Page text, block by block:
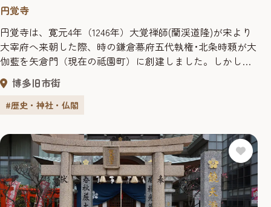
円覚寺
円覚寺は、寛元4年（1246年）大覚禅師(蘭渓道隆)が宋より
大宰府へ来朝した際、時の鎌倉幕府五代執権･北条時頼が大
伽藍を矢倉門（現在の祗園町）に創建しました。しかし、
時の戦乱･兵火により寺院の全てを焼失してしまいます。
その後、寛永13年（1636年）に聖福寺の境内に基礎を移転
して再建し、聖福寺の塔頭寺院となりました。 この円覚寺
り、南方...
博多旧市街
#歴史・神社・仏閣